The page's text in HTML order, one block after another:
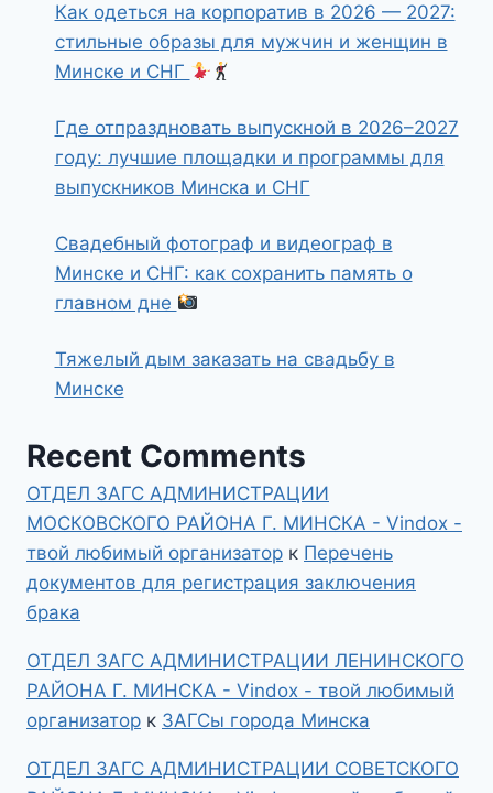
Как одеться на корпоратив в 2026 — 2027:
стильные образы для мужчин и женщин в
Минске и СНГ
Где отпраздновать выпускной в 2026–2027
году: лучшие площадки и программы для
выпускников Минска и СНГ
Свадебный фотограф и видеограф в
Минске и СНГ: как сохранить память о
главном дне
Тяжелый дым заказать на свадьбу в
Минске
Recent Comments
ОТДЕЛ ЗАГС АДМИНИСТРАЦИИ
МОСКОВСКОГО РАЙОНА Г. МИНСКА - Vindox -
твой любимый организатор к Перечень
документов для регистрация заключения
брака
ОТДЕЛ ЗАГС АДМИНИСТРАЦИИ ЛЕНИНСКОГО
РАЙОНА Г. МИНСКА - Vindox - твой любимый
организатор к ЗАГСы города Минска
ОТДЕЛ ЗАГС АДМИНИСТРАЦИИ СОВЕТСКОГО